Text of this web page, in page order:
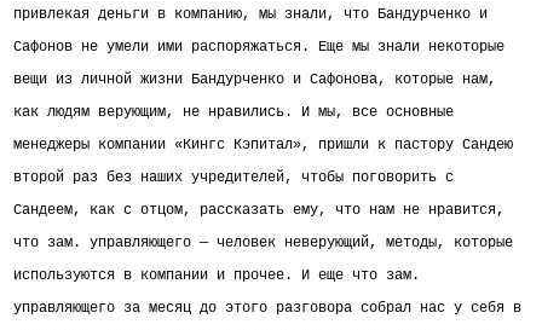
привлекая деньги в компанию, мы знали, что Бандурченко и
Сафонов не умели ими распоряжаться. Еще мы знали некоторые
вещи из личной жизни Бандурченко и Сафонова, которые нам,
как людям верующим, не нравились. И мы, все основные
менеджеры компании «Кингс Кэпитал», пришли к пастору Сандею
второй раз без наших учредителей, чтобы поговорить с
Сандеем, как с отцом, рассказать ему, что нам не нравится,
что зам. управляющего — человек неверующий, методы, которые
используются в компании и прочее.
И еще что зам.
управляющего за месяц до этого разговора собрал нас у себя в